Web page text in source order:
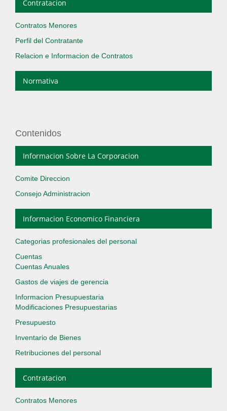
Contratacion
Contratos Menores
Perfil del Contratante
Relacion e Informacion de Contratos
Normativa
Contenidos
Informacion Sobre La Corporacion
Comite Direccion
Consejo Administracion
Informacion Economico Financiera
Categorias profesionales del personal
Cuentas
Cuentas Anuales
Gastos de viajes de gerencia
Informacion Presupuestaria
Modificaciones Presupuestarias
Presupuesto
Inventario de Bienes
Retribuciones del personal
Contratacion
Contratos Menores